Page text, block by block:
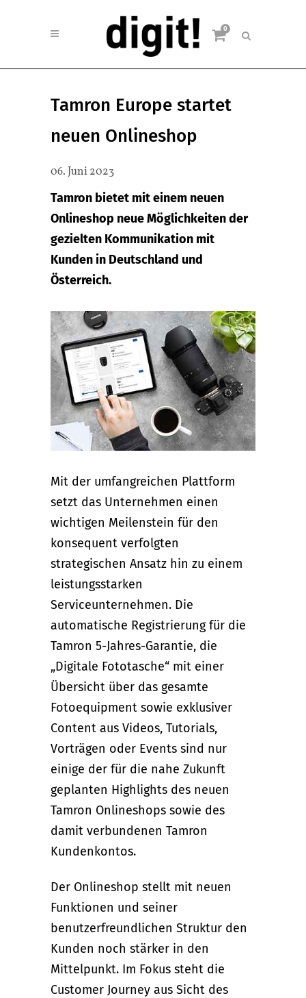
0
Tamron Europe startet
neuen Onlineshop
06. Juni 2023
Tamron bietet mit einem neuen
Onlineshop neue Möglichkeiten der
gezielten Kommunikation mit
Kunden in Deutschland und
Österreich.
Mit der umfangreichen Plattform
setzt das Unternehmen einen
wichtigen Meilenstein für den
konsequent verfolgten
strategischen Ansatz hin zu einem
leistungsstarken
Serviceunternehmen. Die
automatische Registrierung für die
Tamron 5-Jahres-Garantie, die
„Digitale Fototasche“ mit einer
Übersicht über das gesamte
Fotoequipment sowie exklusiver
Content aus Videos, Tutorials,
Vorträgen oder Events sind nur
einige der für die nahe Zukunft
geplanten Highlights des neuen
Tamron Onlineshops sowie des
damit verbundenen Tamron
Kundenkontos.
Der Onlineshop stellt mit neuen
Funktionen und seiner
benutzerfreundlichen Struktur den
Kunden noch stärker in den
Mittelpunkt. Im Fokus steht die
Customer Journey aus Sicht des